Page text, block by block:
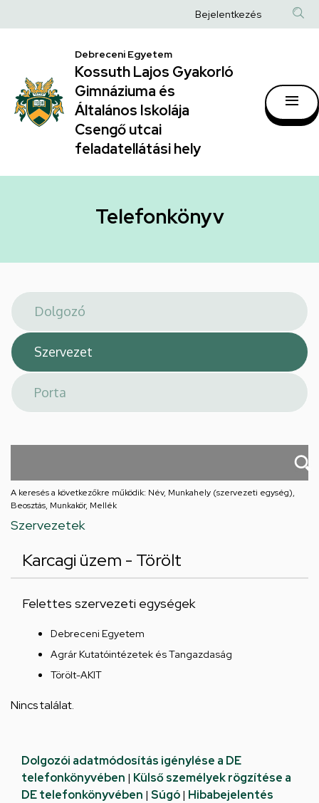
|
Kossuth
Lajos
Gyakorló
Gimnáziuma
Általános
hely
a
Anonim
fiók
Bejelentkezés
Debreceni Egyetem
Kossuth Lajos Gyakorló
Gimnáziuma és
Általános Iskolája
Csengő utcai
feladatellátási hely
Telefonkönyv
A keresés a következőkre működik: Név, Munkahely (szervezeti egység),
Beosztás, Munkakör, Mellék
Szervezetek
Karcagi üzem - Törölt
Felettes szervezeti egységek
Debreceni Egyetem
Agrár Kutatóintézetek és Tangazdaság
Törölt-AKIT
Nincs találat.
Dolgozói adatmódosítás igénylése a DE
telefonkönyvében | Külső személyek rögzítése a
DE telefonkönyvében | Súgó| Hibabejelentés